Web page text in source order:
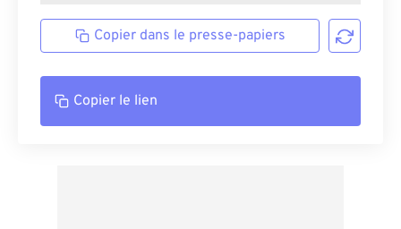
Copier dans le presse-papiers
Copier le lien